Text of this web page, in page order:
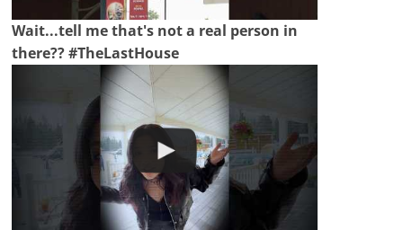
Wait...tell me that's not a real person in
there?? #TheLastHouse